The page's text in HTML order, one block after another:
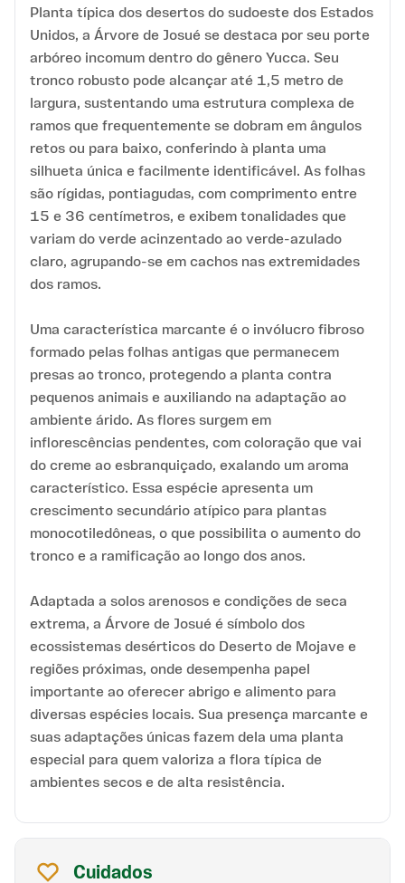
Planta típica dos desertos do sudoeste dos Estados
Unidos, a Árvore de Josué se destaca por seu porte
arbóreo incomum dentro do gênero Yucca. Seu
tronco robusto pode alcançar até 1,5 metro de
largura, sustentando uma estrutura complexa de
ramos que frequentemente se dobram em ângulos
retos ou para baixo, conferindo à planta uma
silhueta única e facilmente identificável. As folhas
são rígidas, pontiagudas, com comprimento entre
15 e 36 centímetros, e exibem tonalidades que
variam do verde acinzentado ao verde-azulado
claro, agrupando-se em cachos nas extremidades
dos ramos.
Uma característica marcante é o invólucro fibroso
formado pelas folhas antigas que permanecem
presas ao tronco, protegendo a planta contra
pequenos animais e auxiliando na adaptação ao
ambiente árido. As flores surgem em
inflorescências pendentes, com coloração que vai
do creme ao esbranquiçado, exalando um aroma
característico. Essa espécie apresenta um
crescimento secundário atípico para plantas
monocotiledôneas, o que possibilita o aumento do
tronco e a ramificação ao longo dos anos.
Adaptada a solos arenosos e condições de seca
extrema, a Árvore de Josué é símbolo dos
ecossistemas desérticos do Deserto de Mojave e
regiões próximas, onde desempenha papel
importante ao oferecer abrigo e alimento para
diversas espécies locais. Sua presença marcante e
suas adaptações únicas fazem dela uma planta
especial para quem valoriza a flora típica de
ambientes secos e de alta resistência.
Cuidados